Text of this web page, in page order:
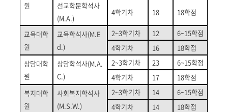
원
선교학문학석사
(M.A.)
4학기차 18 18학점
교육대학
원
교육학석사(M.E
d.)
2~3학기차 12 6~15학점
4학기차 16 18학점
상담대학
원
상담학석사(M.A.
C.)
2~3학기차 23 6~15학점
4학기차 17 18학점
복지대학
원
사회복지학석사
(M.S.W.)
2~3학기차 14 6~15학점
4학기차 14 18학점